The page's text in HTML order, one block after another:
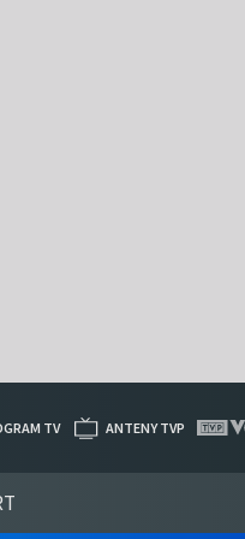
TV ANTENY TVP